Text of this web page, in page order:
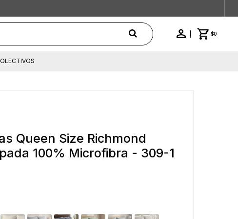
$0
Queen Size Richmond
100% Microfibra - 309-1